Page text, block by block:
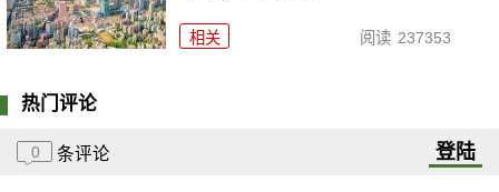
相关 阅读 237353
热门评论
0 条评论 登陆